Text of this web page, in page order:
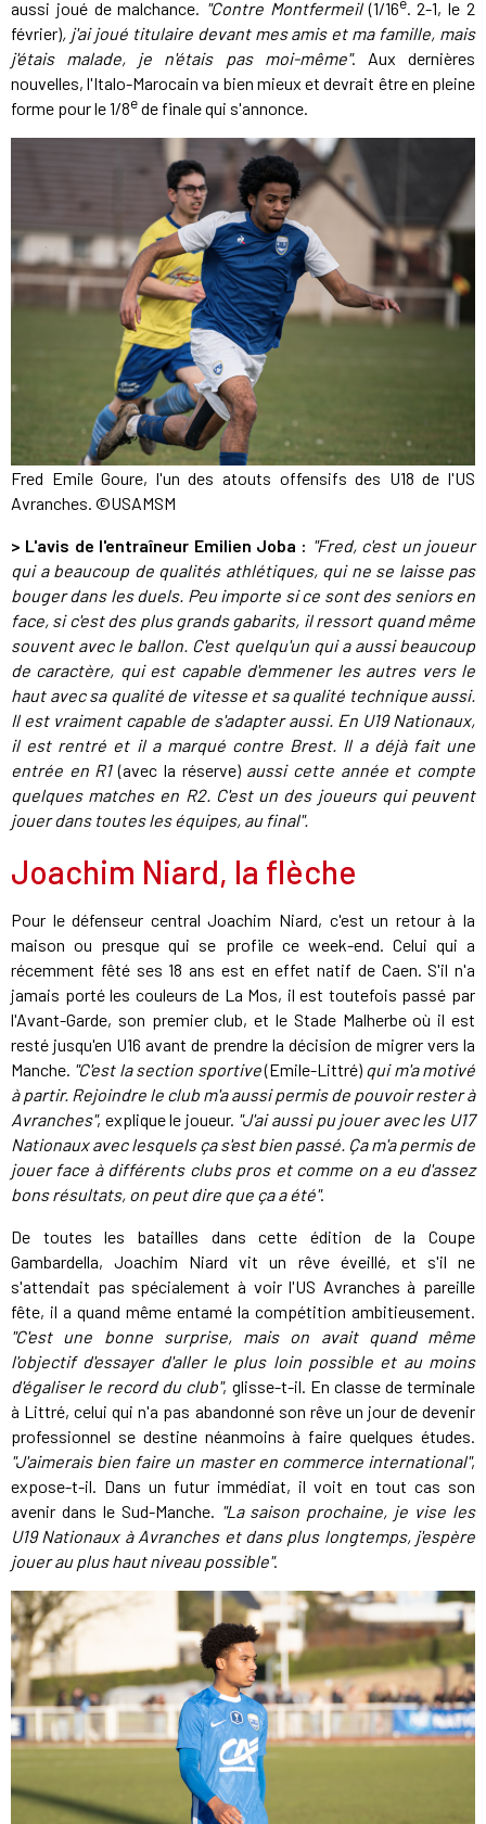
aussi joué de malchance. "Contre Montfermeil(1/16 . 2-1, le 2
février), j'ai joué titulaire devant mes amis et ma famille, mais
j'étais malade, je n'étais pas moi-même". Aux dernières
nouvelles, l'Italo-Marocain va bien mieux et devrait être en pleine
forme pour le 1/8ede finale qui s'annonce.
Fred Emile Goure, l'un des atouts offensifs des U18 de l'US
Avranches. ©USAMSM
> L'avis de l'entraîneur Emilien Joba : "Fred, c'est un joueur
qui a beaucoup de qualités athlétiques, qui ne se laisse pas
bouger dans les duels. Peu importe si ce sont des seniors en
face, si c'est des plus grands gabarits, il ressort quand même
souvent avec le ballon. C'est quelqu'un qui a aussi beaucoup
de caractère, qui est capable d'emmener les autres vers le
haut avec sa qualité de vitesse et sa qualité technique aussi.
Il est vraiment capable de s'adapter aussi. En U19 Nationaux,
il est rentré et il a marqué contre Brest. Il a déjà fait une
entrée en R1(avec la réserve)aussi cette année et compte
quelques matches en R2. C'est un des joueurs qui peuvent
jouer dans toutes les équipes, au final".
Joachim Niard, la flèche
Pour le défenseur central Joachim Niard, c'est un retour à la
maison ou presque qui se profile ce week-end. Celui qui a
récemment fêté ses 18 ans est en effet natif de Caen. S'il n'a
jamais porté les couleurs de La Mos, il est toutefois passé par
l'Avant-Garde, son premier club, et le Stade Malherbe où il est
resté jusqu'en U16 avant de prendre la décision de migrer vers la
Manche. "C'est la section sportive(Emile-Littré) qui m'a motivé
à partir. Rejoindre le club m'a aussi permis de pouvoir rester à
Avranches", explique le joueur. "J'ai aussi pu jouer avec les U17
Nationaux avec lesquels ça s'est bien passé. Ça m'a permis de
jouer face à différents clubs pros et comme on a eu d'assez
bons résultats, on peut dire que ça a été".
De toutes les batailles dans cette édition de la Coupe
Gambardella, Joachim Niard vit un rêve éveillé, et s'il ne
s'attendait pas spécialement à voir l'US Avranches à pareille
fête, il a quand même entamé la compétition ambitieusement.
"C'est une bonne surprise, mais on avait quand même
l'objectif d'essayer d'aller le plus loin possible et au moins
d'égaliser le record du club", glisse-t-il. En classe de terminale
à Littré, celui qui n'a pas abandonné son rêve un jour de devenir
professionnel se destine néanmoins à faire quelques études.
"J'aimerais bien faire un master en commerce international",
expose-t-il. Dans un futur immédiat, il voit en tout cas son
avenir dans le Sud-Manche. "La saison prochaine, je vise les
U19 Nationaux à Avranches et dans plus longtemps, j'espère
jouer au plus haut niveau possible".